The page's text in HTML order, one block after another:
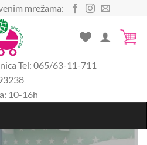
mrežama:
Tel: 065/63-11-711
10-16h